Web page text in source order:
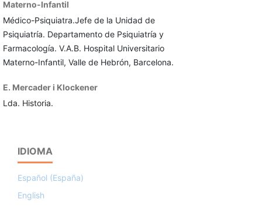
Materno-Infantil
Médico-Psiquiatra.Jefe de la Unidad de
Psiquiatría. Departamento de Psiquiatría y
Farmacología. V.A.B. Hospital Universitario
Materno-Infantil, Valle de Hebrón, Barcelona.
E. Mercader i Klockener
Lda. Historia.
IDIOMA
Español (España)
English